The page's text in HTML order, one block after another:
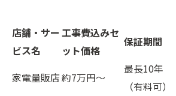
店舗・サー
ビス名
工事費込みセ
ット価格
保証期間
家電量販店約7万円～
最長10年
（有料可）